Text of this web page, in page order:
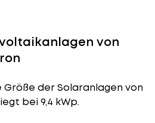
von
Größe der Solaranlagenvon
bei 9,4 kWp.